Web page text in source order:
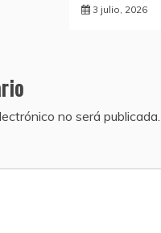
3 julio, 2026
no será publicada.